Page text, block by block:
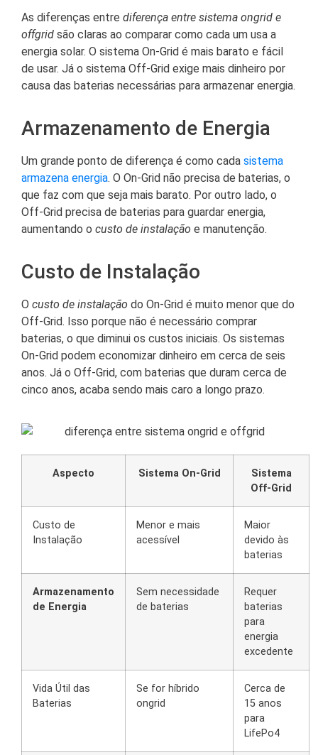
As diferenças entre diferença entre sistema ongrid e
offgrid são claras ao comparar como cada um usa a
energia solar. O sistema On-Grid é mais barato e fácil
de usar. Já o sistema Off-Grid exige mais dinheiro por
causa das baterias necessárias para armazenar energia.
Armazenamento de Energia
Um grande ponto de diferença é como cada sistema
armazena energia. O On-Grid não precisa de baterias, o
que faz com que seja mais barato. Por outro lado, o
Off-Grid precisa de baterias para guardar energia,
aumentando o custo de instalação e manutenção.
Custo de Instalação
O custo de instalação do On-Grid é muito menor que do
Off-Grid. Isso porque não é necessário comprar
baterias, o que diminui os custos iniciais. Os sistemas
On-Grid podem economizar dinheiro em cerca de seis
anos. Já o Off-Grid, com baterias que duram cerca de
cinco anos, acaba sendo mais caro a longo prazo.
Aspecto Sistema On-Grid
Sistema
Off-Grid
Custo de
Instalação
Menor e mais
acessível
Maior
devido às
baterias
Armazenamento
de Energia
Sem necessidade
de baterias
Requer
baterias
para
energia
excedente
Vida Útil das
Baterias
Se for híbrido
ongrid
Cerca de
15 anos
para
LifePo4